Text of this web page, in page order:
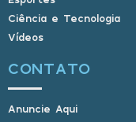
Ciência e Tecnologia
Vídeos
CONTATO
Anuncie Aqui